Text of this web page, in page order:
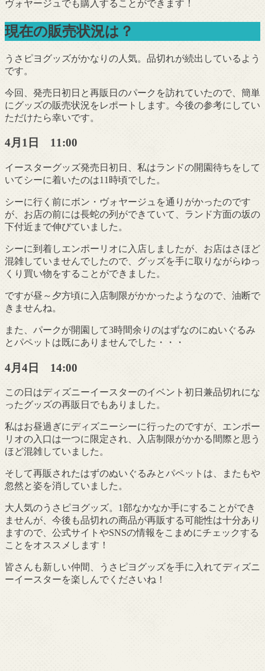
ヴォヤージュでも購入することができます！
現在の販売状況は？
うさピヨグッズがかなりの人気。品切れが続出しているよう
です。
今回、発売日初日と再販日のパークを訪れていたので、簡単
にグッズの販売状況をレポートします。今後の参考にしてい
ただけたら幸いです。
4月1日 11:00
イースターグッズ発売日初日、私はランドの開園待ちをして
いてシーに着いたのは11時頃でした。
シーに行く前にボン・ヴォヤージュを通りがかったのです
が、お店の前には長蛇の列ができていて、ランド方面の坂の
下付近まで伸びていました。
シーに到着しエンポーリオに入店しましたが、お店はさほど
混雑していませんでしたので、グッズを手に取りながらゆっ
くり買い物をすることができました。
ですが昼～夕方頃に入店制限がかかったようなので、油断で
きませんね。
また、パークが開園して3時間余りのはずなのにぬいぐるみ
とパペットは既にありませんでした・・・
4月4日 14:00
この日はディズニーイースターのイベント初日兼品切れにな
ったグッズの再販日でもありました。
私はお昼過ぎにディズニーシーに行ったのですが、エンポー
リオの入口は一つに限定され、入店制限がかかる間際と思う
ほど混雑していました。
そして再販されたはずのぬいぐるみとパペットは、またもや
忽然と姿を消していました。
大人気のうさピヨグッズ。1部なかなか手にすることができ
ませんが、今後も品切れの商品が再販する可能性は十分あり
ますので、公式サイトやSNSの情報をこまめにチェックする
ことをオススメします！
皆さんも新しい仲間、うさピヨグッズを手に入れてディズニ
ーイースターを楽しんでくださいね！